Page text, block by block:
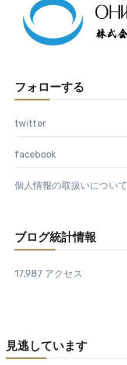
フォローする
twitter
facebook
個人情報の取扱いについて
ブログ統計情報
17,987 アクセス
見逃しています